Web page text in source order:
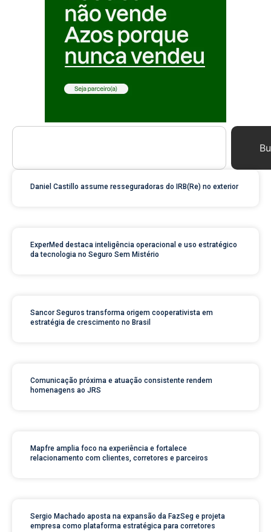
Daniel Castillo assume resseguradoras do IRB(Re) no exterior
ExperMed destaca inteligência operacional e uso estratégico
da tecnologia no Seguro Sem Mistério
Sancor Seguros transforma origem cooperativista em
estratégia de crescimento no Brasil
Comunicação próxima e atuação consistente rendem
homenagens ao JRS
Mapfre amplia foco na experiência e fortalece
relacionamento com clientes, corretores e parceiros
Sergio Machado aposta na expansão da FazSeg e projeta
empresa como plataforma estratégica para corretores